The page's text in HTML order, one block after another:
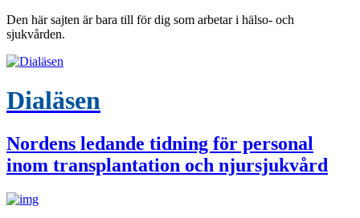
Den här sajten är bara till för dig som arbetar i hälso- och
sjukvården.
Dialäsen
Nordens ledande tidning för personal
inom transplantation och njursjukvård